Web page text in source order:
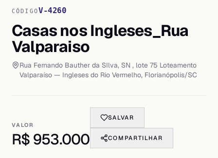
CÓDIGOV-4260
Casas nos Ingleses_Rua
Valparaiso
Rua Fernando Bauther da SIlva, SN , lote 75 Loteamento
Valparaíso — Ingleses do Rio Vermelho, Florianópolis/SC
VALOR
R$ 953.000
SALVAR
COMPARTILHAR